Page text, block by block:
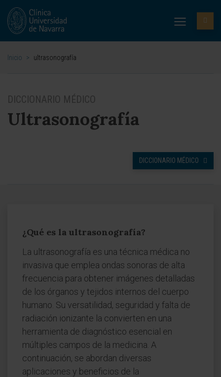
Inicio > ultrasonografía
DICCIONARIO MÉDICO
Ultrasonografía
DICCIONARIO MÉDICO
¿Qué es la ultrasonografía?
La ultrasonografía es una técnica médica no
invasiva que emplea ondas sonoras de alta
frecuencia para obtener imágenes detalladas
de los órganos y tejidos internos del cuerpo
humano. Su versatilidad, seguridad y falta de
radiación ionizante la convierten en una
herramienta de diagnóstico esencial en
múltiples campos de la medicina. A
continuación, se abordan diversas
aplicaciones y beneficios de la